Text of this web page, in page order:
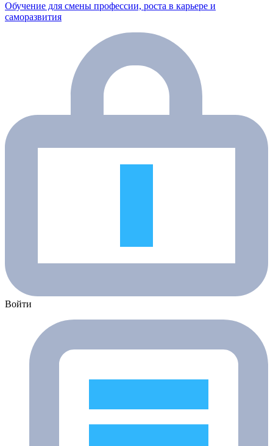
Обучение для смены профессии, роста в карьере и
саморазвития
Войти